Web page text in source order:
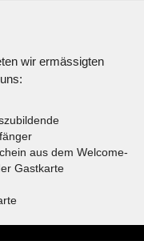
wir ermässigten
aus dem Welcome-
Gastkarte